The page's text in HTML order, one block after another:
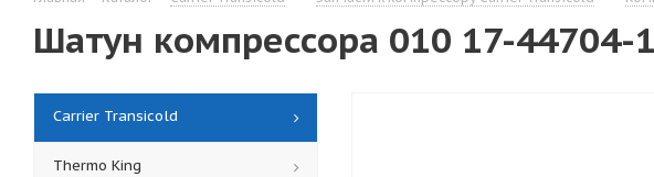
Шатун компрессора 010 17-44704-
Carrier Transicold
Thermo King